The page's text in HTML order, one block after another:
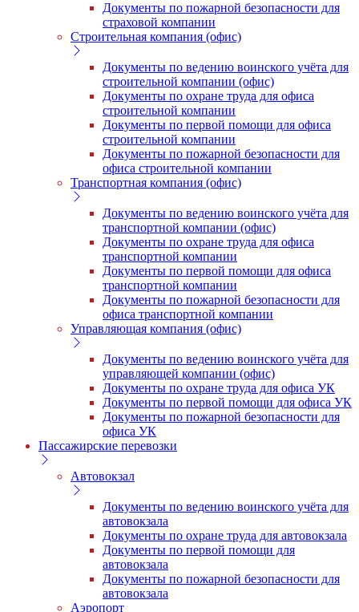
Документы по пожарной безопасности для
страховой компании
Строительная компания (офис)
Документы по ведению воинского учёта для
строительной компании (офис)
Документы по охране труда для офиса
строительной компании
Документы по первой помощи для офиса
строительной компании
Документы по пожарной безопасности для
офиса строительной компании
Транспортная компания (офис)
Документы по ведению воинского учёта для
транспортной компании (офис)
Документы по охране труда для офиса
транспортной компании
Документы по первой помощи для офиса
транспортной компании
Документы по пожарной безопасности для
офиса транспортной компании
Управляющая компания (офис)
Документы по ведению воинского учёта для
управляющей компании (офис)
Документы по охране труда для офиса УК
Документы по первой помощи для офиса УК
Документы по пожарной безопасности для
офиса УК
Пассажирские перевозки
Автовокзал
Документы по ведению воинского учёта для
автовокзала
Документы по охране труда для автовокзала
Документы по первой помощи для
автовокзала
Документы по пожарной безопасности для
автовокзала
Аэропорт